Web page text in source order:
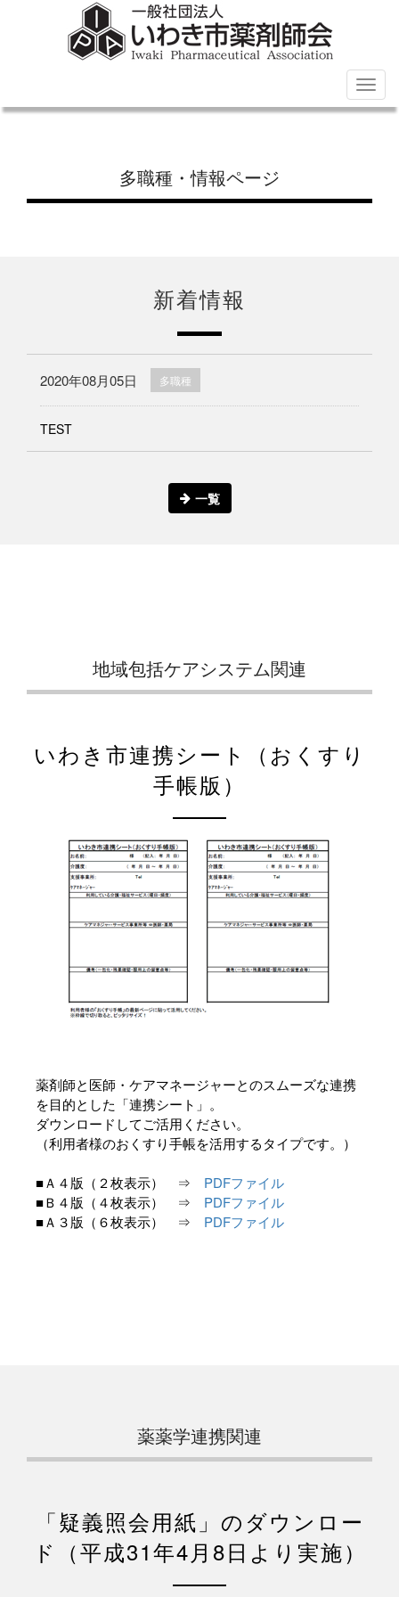
多職種・情報ページ
新着情報
2020年08月05日 多職種
TEST
一覧
地域包括ケアシステム関連
いわき市連携シート（おくすり
手帳版）
薬剤師と医師・ケアマネージャーとのスムーズな連携
を目的とした「連携シート」。
ダウンロードしてご活用ください。
（利用者様のおくすり手帳を活用するタイプです。）
■Ａ４版（２枚表示） ⇒ PDFファイル
■Ｂ４版（４枚表示） ⇒ PDFファイル
■Ａ３版（６枚表示） ⇒ PDFファイル
薬薬学連携関連
「疑義照会用紙」のダウンロー
ド （平成31年4月8日より実施）